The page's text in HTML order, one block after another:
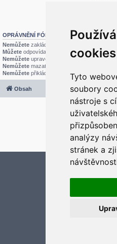
cookies
Tyto
soubory
nástroje s
analýzy
stránek a
OPRÁVNĚNÍ FÓRA
Nemůžete zakládat nová témata v tomto fóru
Můžete odpovídat v tomto fóru
Nemůžete upravovat své příspěvky v tomto
Nemůžete mazat své příspěvky v tomto fóru
Nemůžete přikládat soubory v tomto fóru
Obsah
2020 ©
Založeno naphpBB® Forum
Český
Optimized by:
Soukromí |
Aktualizujte